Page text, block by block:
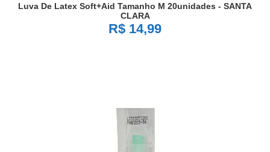
Luva De Latex Soft+aid Tamanho M 20unidades - SANTA
CLARA
R$ 14,99